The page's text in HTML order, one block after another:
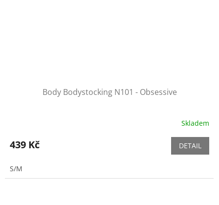
Body Bodystocking N101 - Obsessive
Skladem
439 Kč DETAIL
S/M